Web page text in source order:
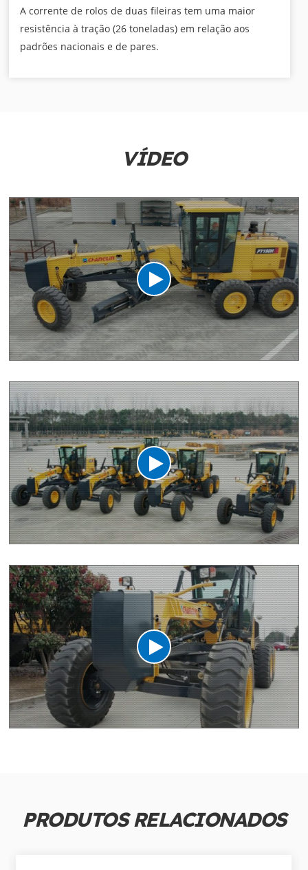
A corrente de rolos de duas fileiras tem uma maior
resistência à tração (26 toneladas) em relação aos
padrões nacionais e de pares.
VÍDEO
PRODUTOS RELACIONADOS